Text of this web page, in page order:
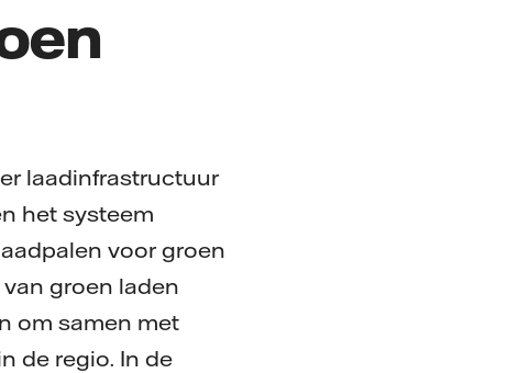
laadinfrastructuur
het systeem
voor groen
groen laden
om samen met
de regio. In de